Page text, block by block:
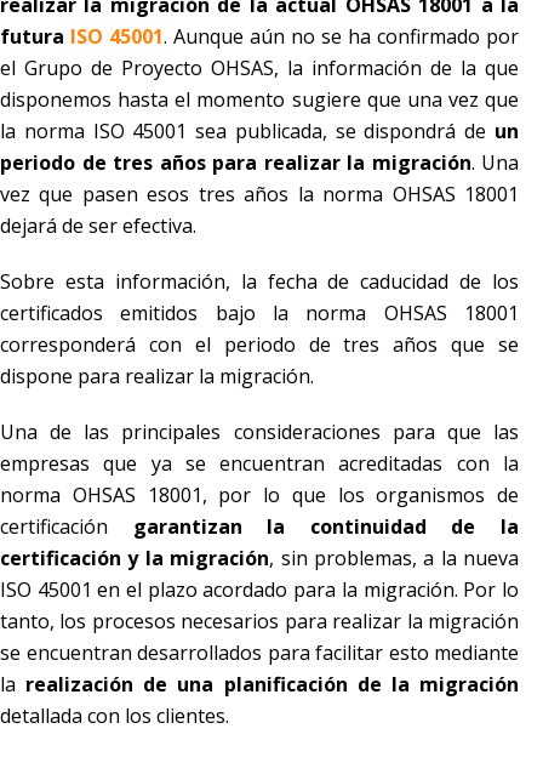
realizar la migración de la actual OHSAS 18001 a la
futura ISO 45001. Aunque aún no se ha confirmado por
el Grupo de Proyecto OHSAS, la información de la que
disponemos hasta el momento sugiere que una vez que
la norma ISO 45001 sea publicada, se dispondrá de un
periodo de tres años para realizar la migración. Una
vez que pasen esos tres años la norma OHSAS 18001
dejará de ser efectiva.
Sobre esta información, la fecha de caducidad de los
certificados emitidos bajo la norma OHSAS 18001
corresponderá con el periodo de tres años que se
dispone para realizar la migración.
Una de las principales consideraciones para que las
empresas que ya se encuentran acreditadas con la
norma OHSAS 18001, por lo que los organismos de
certificación garantizan
la continuidad de la
certificación y la migración, sin problemas, a la nueva
ISO 45001 en el plazo acordado para la migración. Por lo
tanto, los procesos necesarios para realizar la migración
se encuentran desarrollados para facilitar esto mediante
la realización de una planificación de la migración
detallada con los clientes.